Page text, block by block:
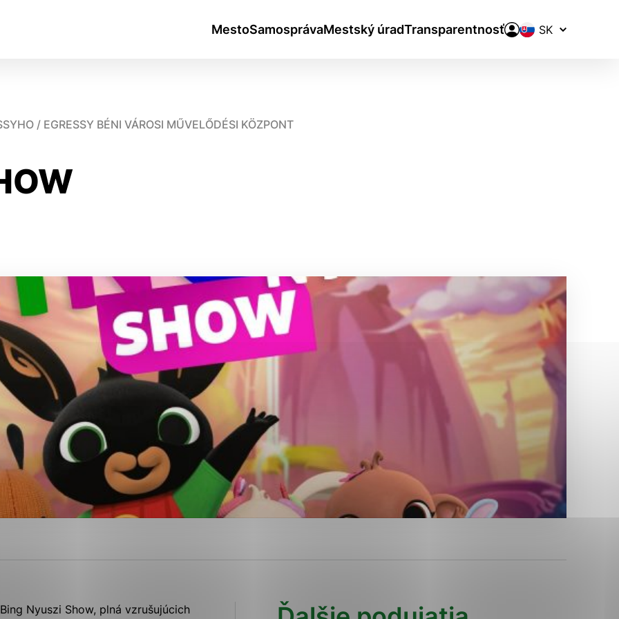
MestoSamosprávaMestský úradTransparentnosť
Prepínač
jazykov
/ EGRESSY BÉNI VÁROSI MŰVELŐDÉSI KÖZPONT
Nyuszi Show, plná vzrušujúcich
ktorú chcete povoliť
Analytické cookies
pre prevádzku nevyhnutné a pomáhajú urobiť webové stránky uplatniteľnými tým,
ako je navigácia na stránke a prístup k zabezpečeným oblastiam webovej
cookie nemôže web správne fungovať.
prevádzkovateľovi stránok pochopiť, ako návštevníci stránok stránku používajú,
a ponúknuť im lepšiu skúsenosť. Všetky dáta sa zbierajú anonymne a nie je
osobou.